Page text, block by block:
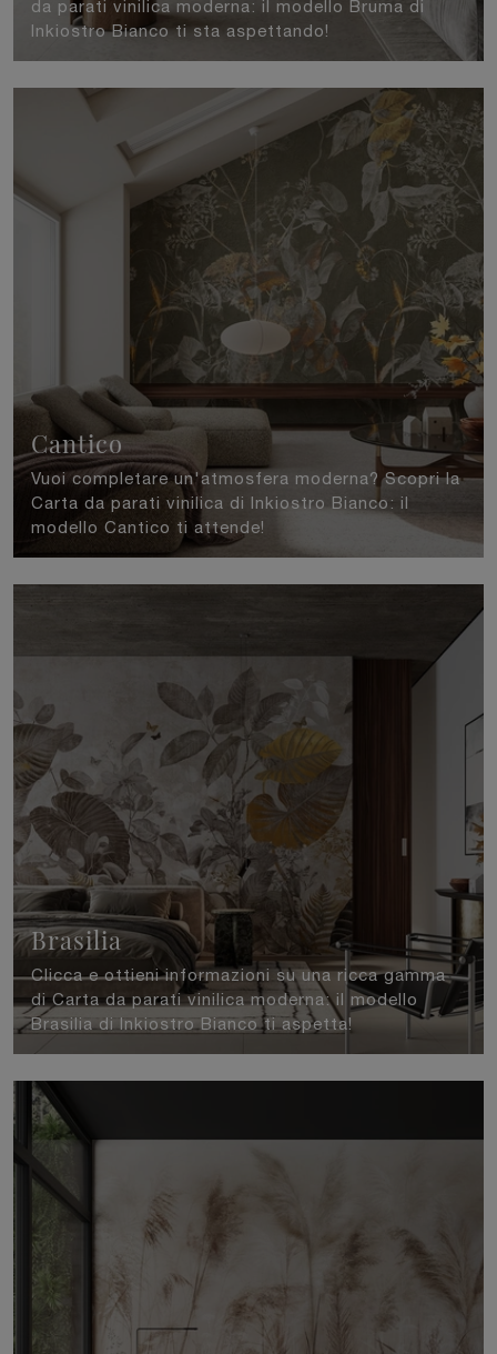
da parati vinilica moderna: il modello Bruma di
Inkiostro Bianco ti sta aspettando!
Cantico
Vuoi completare un'atmosfera moderna? Scopri la
Carta da parati vinilica di Inkiostro Bianco: il
modello Cantico ti attende!
Brasilia
Clicca e ottieni informazioni su una ricca gamma
di Carta da parati vinilica moderna: il modello
Brasilia di Inkiostro Bianco ti aspetta!